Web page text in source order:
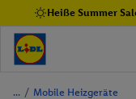
Heiße Summer
/ Mobile Heizgeräte